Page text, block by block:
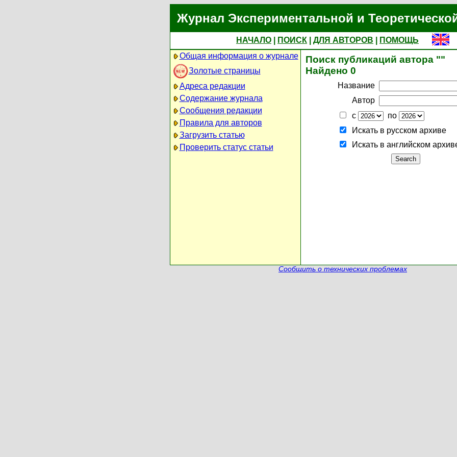
Журнал Экспериментальной и
НАЧАЛО ПОИСК ДЛЯ АВТОРОВ
ПОМОЩЬ
Общая информация о журнале
Золотые страницы
Адреса редакции
Содержание журнала
Сообщения редакции
Правила для авторов
Загрузить статью
Проверить статус статьи
Поиск публикаций автора ""
Найдено 0
Название
Автор
с
по
Искать в русском архиве
Искать в английском
Сообщить о технических проблемах